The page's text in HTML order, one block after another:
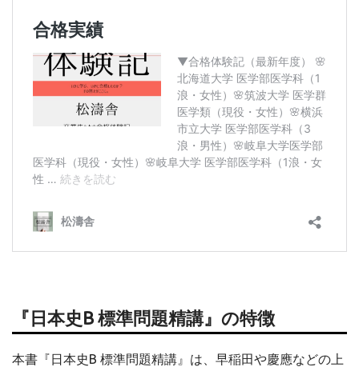
『日本史B 標準問題精講』の特徴
本書『日本史B 標準問題精講』は、早稲田や慶應などの上